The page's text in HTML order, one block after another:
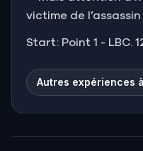
victime de l’assassin
Start: Point 1 - LBC.
Autres expériences